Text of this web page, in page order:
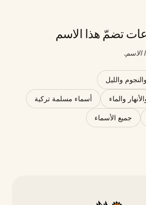
تضمّ هذا الاسم
الاسم.
والليل
والماء أسماء مسلمة تركية
جميع الأسماء